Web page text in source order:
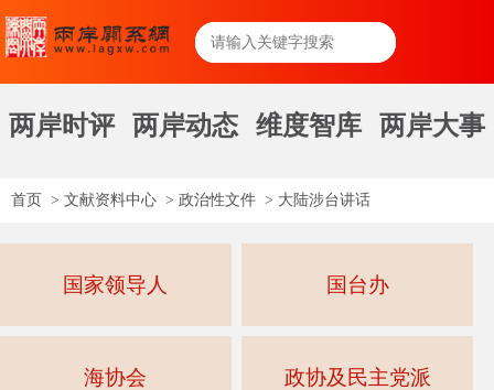
两岸时评 两岸动态 维度智库 两岸大事
首页 > 文献资料中心 > 政治性文件 > 大陆涉台讲话
国家领导人 国台办
海协会 政协及民主党派